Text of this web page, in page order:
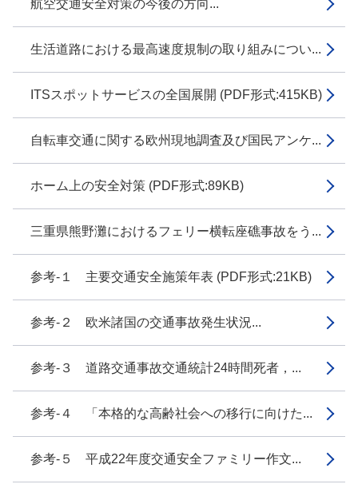
航空交通安全対策の今後の方向...
生活道路における最高速度規制の取り組みについ...
ITSスポットサービスの全国展開 (PDF形式:415KB)
自転車交通に関する欧州現地調査及び国民アンケ...
ホーム上の安全対策 (PDF形式:89KB)
三重県熊野灘におけるフェリー横転座礁事故をう...
参考-１ 主要交通安全施策年表 (PDF形式:21KB)
参考-２ 欧米諸国の交通事故発生状況...
参考-３ 道路交通事故交通統計24時間死者，...
参考-４ 「本格的な高齢社会への移行に向けた...
参考-５ 平成22年度交通安全ファミリー作文...